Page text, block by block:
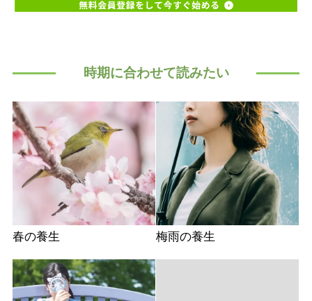
時期に合わせて読みたい
春の養生 梅雨の養生